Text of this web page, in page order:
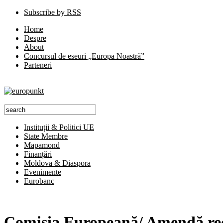
Subscribe by RSS
Home
Despre
About
Concursul de eseuri „Europa Noastră”
Parteneri
Instituții & Politici UE
State Membre
Mapamond
Finanțări
Moldova & Diaspora
Evenimente
Eurobanc